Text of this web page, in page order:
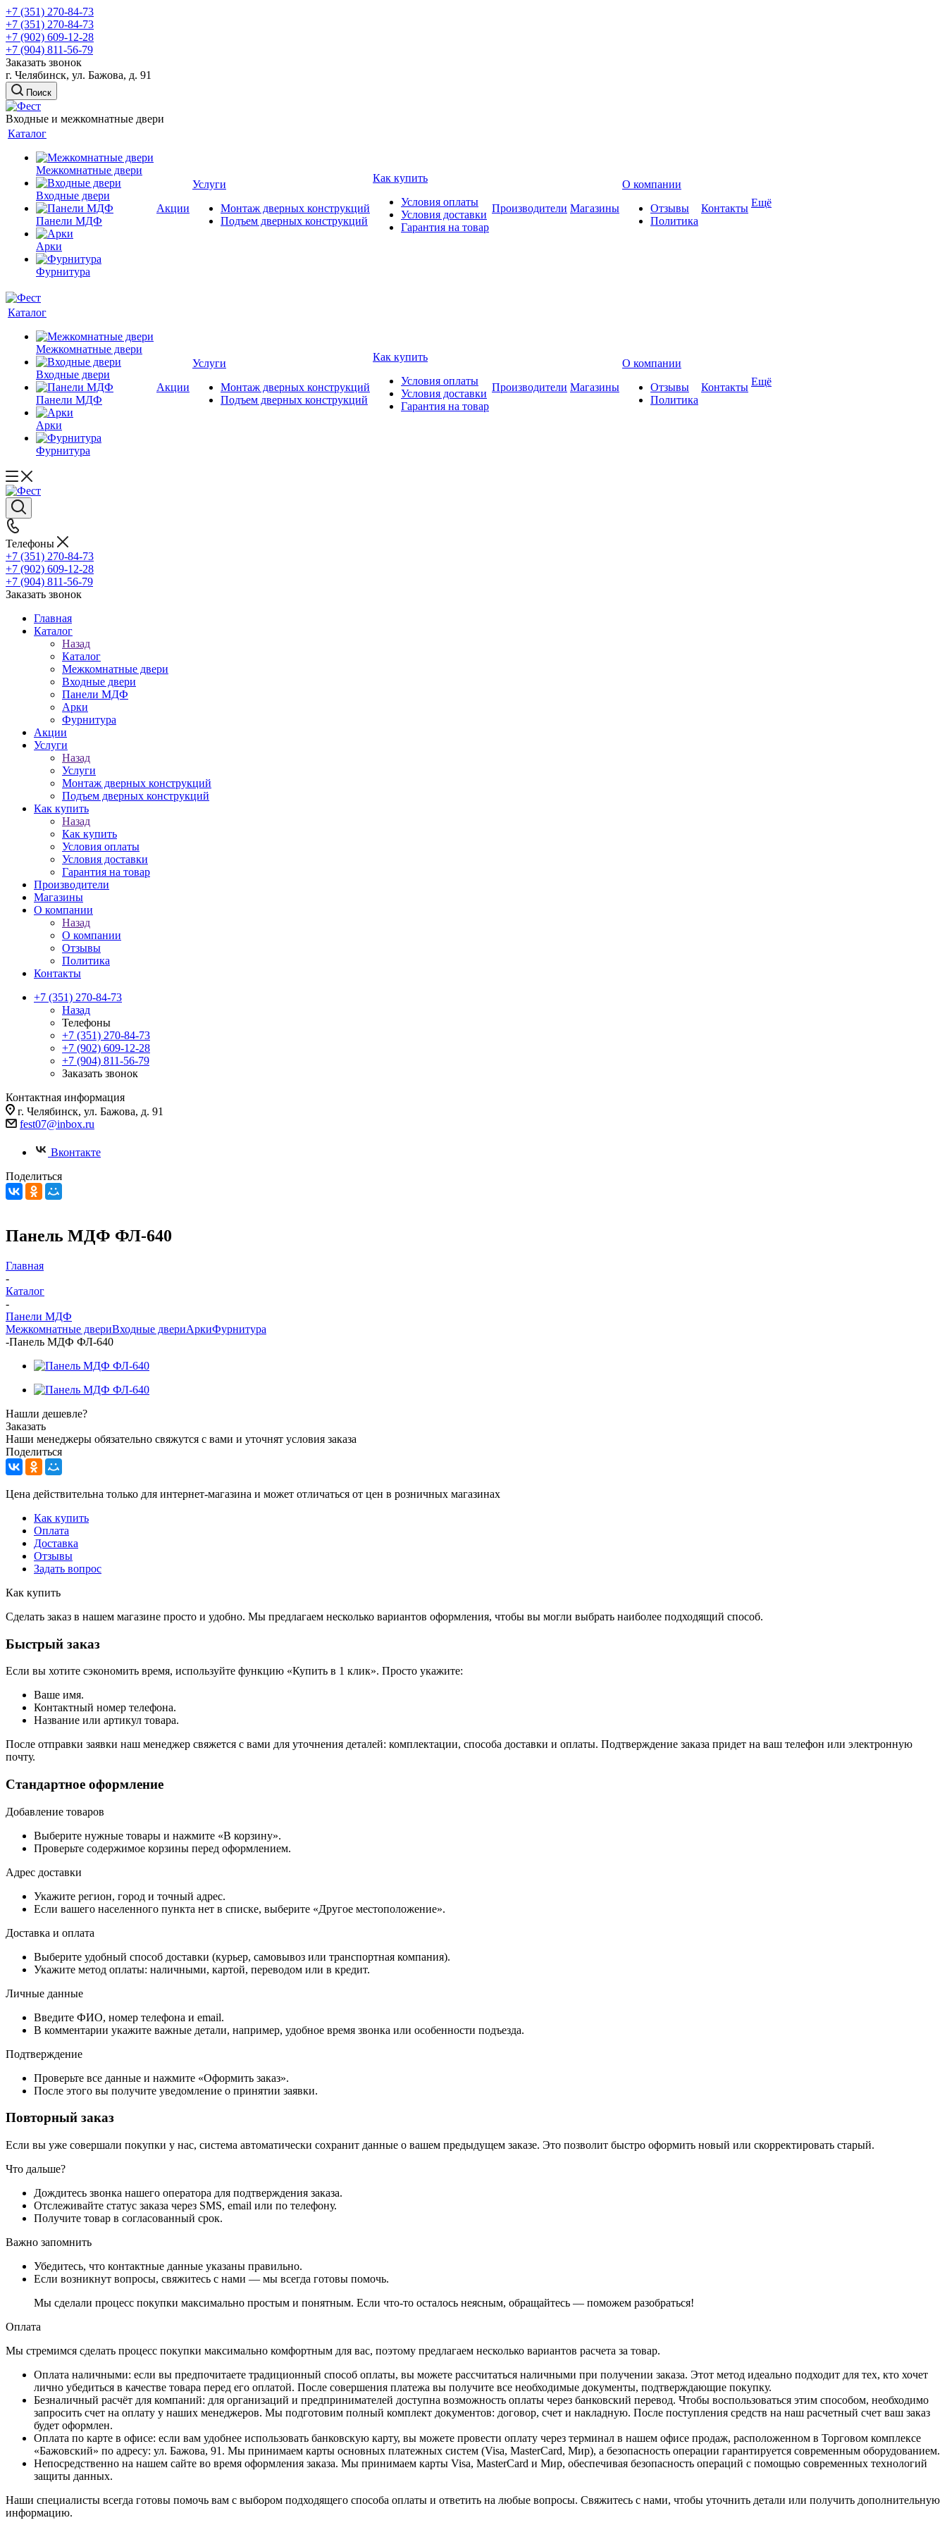
+7 (351) 270-84-73
+7 (351) 270-84-73
+7 (902) 609-12-28
+7 (904) 811-56-79
Заказать звонок
г. Челябинск, ул. Бажова, д. 91
Поиск
Входные и межкомнатные двери
Каталог
Межкомнатные двери
Входные двери
Панели МДФ
Арки
Фурнитура
Акции
Услуги
Монтаж дверных конструкций
Подъем дверных конструкций
Как купить
Условия оплаты
Условия доставки
Гарантия на товар
Производители Магазины
О компании
Отзывы
Политика
Контакты Ещё
Каталог
Межкомнатные двери
Входные двери
Панели МДФ
Арки
Фурнитура
Акции
Услуги
Монтаж дверных конструкций
Подъем дверных конструкций
Как купить
Условия оплаты
Условия доставки
Гарантия на товар
Производители Магазины
О компании
Отзывы
Политика
Контакты Ещё
Телефоны
+7 (351) 270-84-73
+7 (902) 609-12-28
+7 (904) 811-56-79
Заказать звонок
Главная
Каталог
Назад
Каталог
Межкомнатные двери
Входные двери
Панели МДФ
Арки
Фурнитура
Акции
Услуги
Назад
Услуги
Монтаж дверных конструкций
Подъем дверных конструкций
Как купить
Назад
Как купить
Условия оплаты
Условия доставки
Гарантия на товар
Производители
Магазины
О компании
Назад
О компании
Отзывы
Политика
Контакты
+7 (351) 270-84-73
Назад
Телефоны
+7 (351) 270-84-73
+7 (902) 609-12-28
+7 (904) 811-56-79
Заказать звонок
Контактная информация
г. Челябинск, ул. Бажова, д. 91
fest07@inbox.ru
Вконтакте
Поделиться
Панель МДФ ФЛ-640
Главная
-
Каталог
-
Панели МДФ
Межкомнатные двериВходные двериАркиФурнитура
-Панель МДФ ФЛ-640
Нашли дешевле?
Заказать
Наши менеджеры обязательно свяжутся с вами и уточнят условия заказа
Поделиться
Цена действительна только для интернет-магазина и может отличаться от цен в розничных магазинах
Как купить
Оплата
Доставка
Отзывы
Задать вопрос
Как купить
Сделать заказ в нашем магазине просто и удобно. Мы предлагаем несколько вариантов оформления, чтобы вы могли выбрать наиболее подходящий способ.
Быстрый заказ
Если вы хотите сэкономить время, используйте функцию «Купить в 1 клик». Просто укажите:
Ваше имя.
Контактный номер телефона.
Название или артикул товара.
После отправки заявки наш менеджер свяжется с вами для уточнения деталей: комплектации, способа доставки и оплаты. Подтверждение заказа придет на ваш телефон или электронную
почту.
Стандартное оформление
Добавление товаров
Выберите нужные товары и нажмите «В корзину».
Проверьте содержимое корзины перед оформлением.
Адрес доставки
Укажите регион, город и точный адрес.
Если вашего населенного пункта нет в списке, выберите «Другое местоположение».
Доставка и оплата
Выберите удобный способ доставки (курьер, самовывоз или транспортная компания).
Укажите метод оплаты: наличными, картой, переводом или в кредит.
Личные данные
Введите ФИО, номер телефона и email.
В комментарии укажите важные детали, например, удобное время звонка или особенности подъезда.
Подтверждение
Проверьте все данные и нажмите «Оформить заказ».
После этого вы получите уведомление о принятии заявки.
Повторный заказ
Если вы уже совершали покупки у нас, система автоматически сохранит данные о вашем предыдущем заказе. Это позволит быстро оформить новый или скорректировать старый.
Что дальше?
Дождитесь звонка нашего оператора для подтверждения заказа.
Отслеживайте статус заказа через SMS, email или по телефону.
Получите товар в согласованный срок.
Важно запомнить
Убедитесь, что контактные данные указаны правильно.
Если возникнут вопросы, свяжитесь с нами — мы всегда готовы помочь.
Мы сделали процесс покупки максимально простым и понятным. Если что-то осталось неясным, обращайтесь — поможем разобраться!
Оплата
Мы стремимся сделать процесс покупки максимально комфортным для вас, поэтому предлагаем несколько вариантов расчета за товар.
Оплата наличными: если вы предпочитаете традиционный способ оплаты, вы можете рассчитаться наличными при получении заказа. Этот метод идеально подходит для тех, кто хочет
лично убедиться в качестве товара перед его оплатой. После совершения платежа вы получите все необходимые документы, подтверждающие покупку.
Безналичный расчёт для компаний: для организаций и предпринимателей доступна возможность оплаты через банковский перевод. Чтобы воспользоваться этим способом, необходимо
запросить счет на оплату у наших менеджеров. Мы подготовим полный комплект документов: договор, счет и накладную. После поступления средств на наш расчетный счет ваш заказ
будет оформлен.
Оплата по карте в офисе: если вам удобнее использовать банковскую карту, вы можете провести оплату через терминал в нашем офисе продаж, расположенном в Торговом комплексе
«Бажовский» по адресу: ул. Бажова, 91. Мы принимаем карты основных платежных систем (Visa, MasterCard, Мир), а безопасность операции гарантируется современным оборудованием.
Непосредственно на нашем сайте во время оформления заказа. Мы принимаем карты Visa, MasterCard и Мир, обеспечивая безопасность операций с помощью современных технологий
защиты данных.
Наши специалисты всегда готовы помочь вам с выбором подходящего способа оплаты и ответить на любые вопросы. Свяжитесь с нами, чтобы уточнить детали или получить дополнительную
информацию.